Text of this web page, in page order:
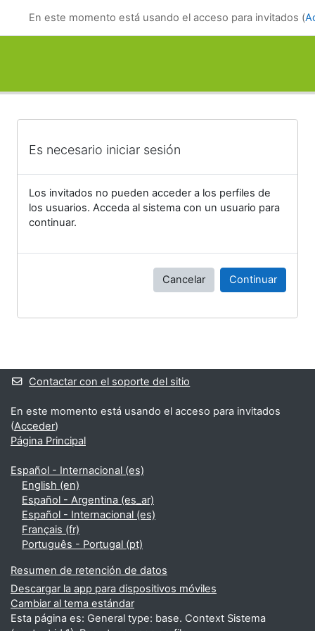
En este momento está usando el acceso para invitados (
Es necesario iniciar sesión
Los invitados no pueden acceder a los perfiles de
los usuarios. Acceda al sistema con un usuario para
continuar.
Cancelar Continuar
Bloques suplementarios
Contactar con el soporte del sitio
En este momento está usando el acceso para invitados
(Acceder)
Página Principal
Español - Internacional ‎(es)‎
English ‎(en)‎
Español - Argentina ‎(es_ar)‎
Español - Internacional ‎(es)‎
Français ‎(fr)‎
Português - Portugal ‎(pt)‎
Resumen de retención de datos
Descargar la app para dispositivos móviles
Cambiar al tema estándar
Esta página es: General type: base. Context Sistema